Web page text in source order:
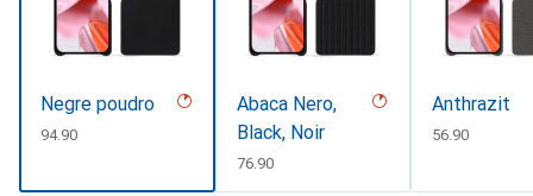
Negre poudro
CHF
94.90
Abaca Nero,
Black, Noir
CHF
76.90
Anthrazit
CHF
56.90